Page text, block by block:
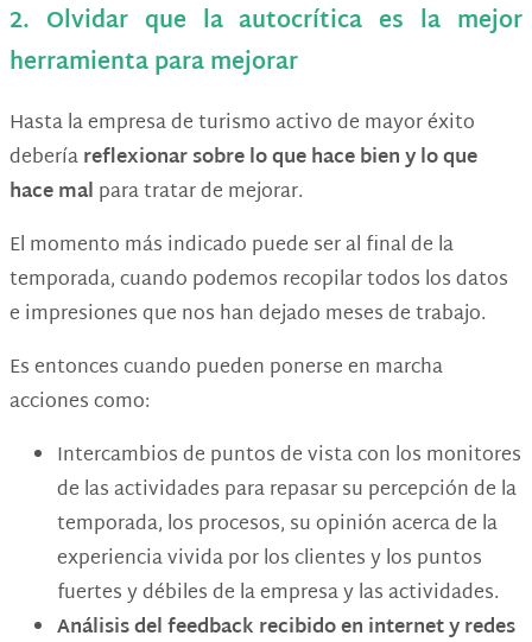
2. Olvidar que la autocrítica es la mejor
herramienta para mejorar
Hasta la empresa de turismo activo de mayor éxito
deberíareflexionar sobre lo que hace bien y lo que
hace mal para tratar de mejorar.
El momento más indicado puede ser al final de la
temporada, cuando podemos recopilar todos los datos
e impresiones que nos han dejado meses de trabajo.
Es entonces cuando pueden ponerse en marcha
acciones como:
Intercambios de puntos de vista con los monitores
de las actividades para repasar su percepción de la
temporada, los procesos, su opinión acerca de la
experiencia vivida por los clientes y los puntos
fuertes y débiles de la empresa y las actividades.
Análisis del feedback recibido en internet y redes